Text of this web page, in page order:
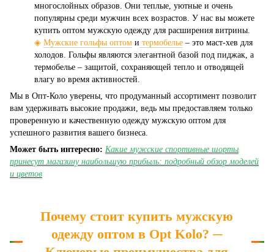
многослойных образов. Они теплые, уютные и очень
популярны среди мужчин всех возрастов. У нас вы можете
купить оптом мужскую одежду для расширения витрины.
◈ Мужские гольфы оптом и термобелье – это маст-хев для
холодов. Гольфы являются элегантной базой под пиджак, а
термобелье – защитой, сохраняющей тепло и отводящей
влагу во время активностей.
Мы в Опт-Коло уверены, что продуманный ассортимент позволит
вам удерживать высокие продажи, ведь мы предоставляем только
проверенную и качественную одежду мужскую оптом для
успешного развития вашего бизнеса.
Может быть интересно: Какие мужские спортивные шорты
принесут магазину наибольшую прибыль: подробный обзор моделей
и цветов
Почему стоит купить мужскую
одежду оптом в Opt Kolo? ─